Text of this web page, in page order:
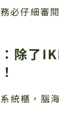
必仔細審
除了
統櫃，腦